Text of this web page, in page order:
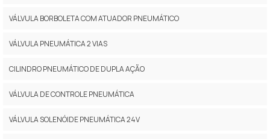
VÁLVULA BORBOLETA COM ATUADOR PNEUMÁTICO
VÁLVULA PNEUMÁTICA 2 VIAS
CILINDRO PNEUMÁTICO DE DUPLA AÇÃO
VÁLVULA DE CONTROLE PNEUMÁTICA
VÁLVULA SOLENÓIDE PNEUMÁTICA 24V